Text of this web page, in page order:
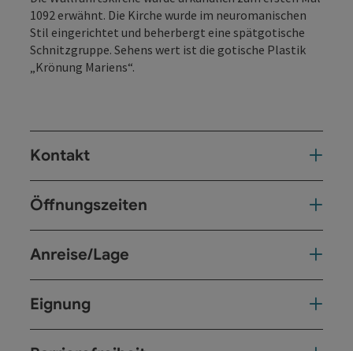
1092 erwähnt. Die Kirche wurde im neuromanischen
Stil eingerichtet und beherbergt eine spätgotische
Schnitzgruppe. Sehens wert ist die gotische Plastik
„Krönung Mariens“.
Kontakt
Öffnungszeiten
Anreise/Lage
Eignung